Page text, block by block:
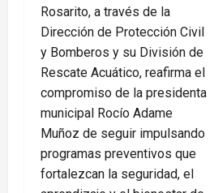
Rosarito, a través de la
Dirección de Protección Civil
y Bomberos y su División de
Rescate Acuático, reafirma el
compromiso de la presidenta
municipal Rocío Adame
Muñoz de seguir impulsando
programas preventivos que
fortalezcan la seguridad, el